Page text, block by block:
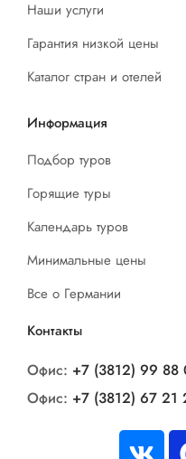
Наши услуги
Гарантия низкой цены
Каталог стран и отелей
Информация
Подбор туров
Горящие туры
Календарь туров
Минимальные цены
Все о Германии
Контакты
Офис: +7 (3812) 99 88
Офис: +7 (3812) 67 21